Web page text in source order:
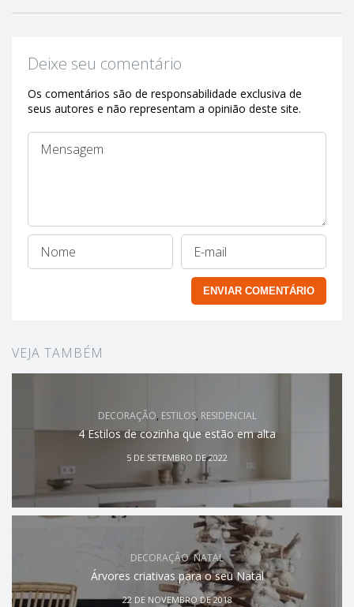
Deixe seu comentário
Os comentários são de responsabilidade exclusiva de
seus autores e não representam a opinião deste site.
VEJA TAMBÉM
DECORAÇÃO, ESTILOS, RESIDENCIAL
4 Estilos de cozinha que estão em alta
5 DE SETEMBRO DE 2022
DECORAÇÃO,NATAL
Árvores criativas para o seu Natal
22 DE NOVEMBRO DE 2018